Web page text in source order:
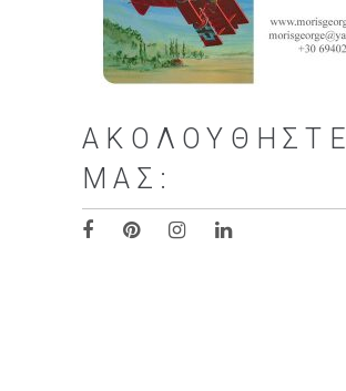
ΑΚΟΛΟΥΘΉΣΤΕ
ΜΑΣ: